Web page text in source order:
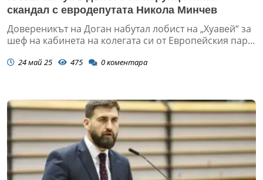
скандал с евродепутата Никола Минчев
Довереникът на Доган набутал лобист на „Хуавей“ за
шеф на кабинета на колегата си от Европейския пар...
24 май 25 475 0коментара